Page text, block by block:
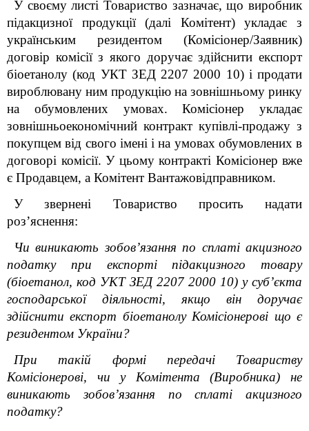
У своєму листі Товариство зазначає, що виробник
підакцизної продукції (далі Комітент) укладає з
українським резидентом (Комісіонер/Заявник)
договір комісії з якого доручає здійснити експорт
біоетанолу (код УКТ ЗЕД 2207 2000 10) і продати
вироблювану ним продукцію на зовнішньому ринку
на обумовлених умовах. Комісіонер укладає
зовнішньоекономічний контракт купівлі-продажу з
покупцем від свого імені і на умовах обумовлених в
договорі комісії. У цьому контракті Комісіонер вже
є Продавцем, а Комітент Вантажовідправником.
У звернені Товариство просить надати
роз’яснення:
Чи виникають зобов’язання по сплаті акцизного
податку при експорті підакцизного товару
(біоетанол, код УКТ ЗЕД 2207 2000 10) у суб’єкта
господарської діяльності, якщо він доручає
здійснити експорт біоетанолу Комісіонерові що є
резидентом України?
При такій формі передачі Товариству
Комісіонерові, чи у Комітента (Виробника) не
виникають зобов’язання по сплаті акцизного
податку?